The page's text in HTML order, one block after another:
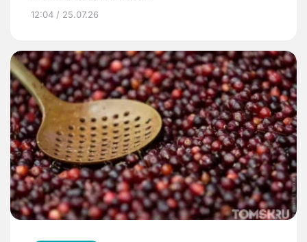
12:04 / 25.07.26